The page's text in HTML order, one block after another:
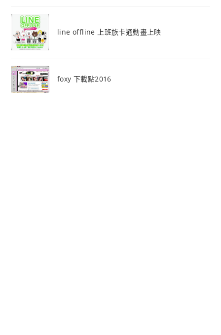
line offline 上班族卡通動畫上映
foxy 下載點2016